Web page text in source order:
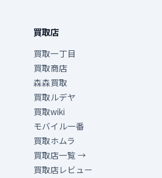
買取店
買取一丁目
買取商店
森森買取
買取ルデヤ
買取wiki
モバイル一番
買取ホムラ
買取店一覧 →
買取店レビュー